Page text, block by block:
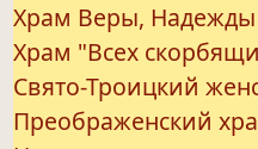
Храм Веры,
Храм "Всех
Свято-Троицкий
Преображенский